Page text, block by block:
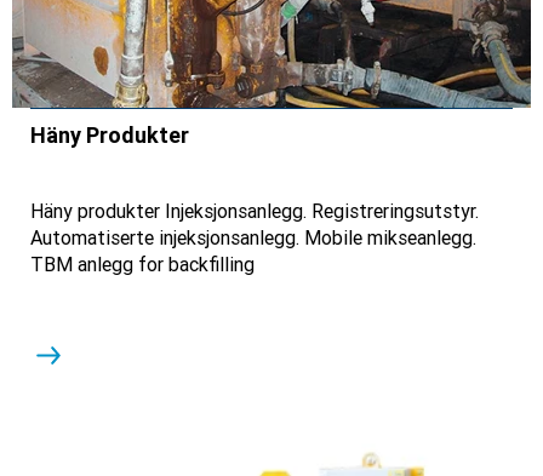
Häny Produkter
Häny produkter Injeksjonsanlegg. Registreringsutstyr.
Automatiserte injeksjonsanlegg. Mobile mikseanlegg.
TBM anlegg for backfilling